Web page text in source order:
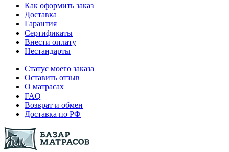
Как оформить заказ
Доставка
Гарантия
Сертификаты
Внести оплату
Нестандарты
Статус моего заказа
Оставить отзыв
О матрасах
FAQ
Возврат и обмен
Доставка по РФ